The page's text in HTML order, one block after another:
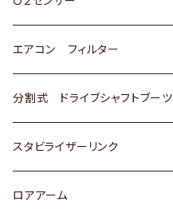
スバル
マツダ
三菱
スバル
三菱
スバル
スズキ
日産
いすゞ
ダイハツ
トヨタ
ホンダ
スズキ
日産
エアコン フィルター
トヨタ
ホンダ
スズキ
分割式 ドライブシャフトブーツ
トヨタ
ホンダ
スタビライザーリンク
トヨタ
ロアアーム